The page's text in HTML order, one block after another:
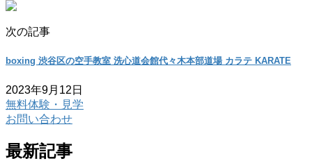
次の記事
boxing 渋谷区の空手教室 洗心道会館代々木本部道場 カラテ KARATE
2023年9月12日
無料体験・見学
お問い合わせ
最新記事